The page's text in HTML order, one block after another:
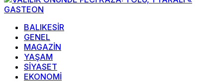
BALIKESİR
GENEL
MAGAZİN
YAŞAM
SİYASET
EKONOMİ